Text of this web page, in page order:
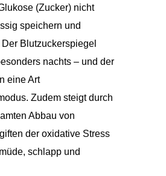
(Zucker) nicht
speichern und
Blutzuckerspiegel
nachts – und der
eine Art
Zudem steigt durch
Abbau von
der oxidative Stress
schlapp und